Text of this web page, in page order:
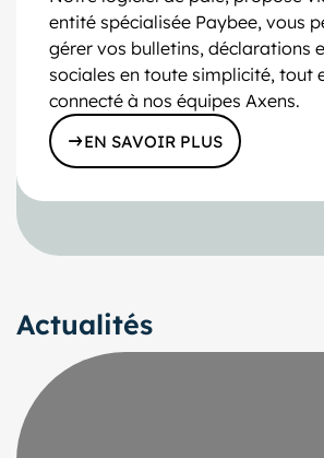
entité spécialisée Paybee, vous
gérer vos bulletins, déclarations
sociales en toute simplicité, tout
connecté à nos équipes Axens.
EN SAVOIR PLUS
Actualités